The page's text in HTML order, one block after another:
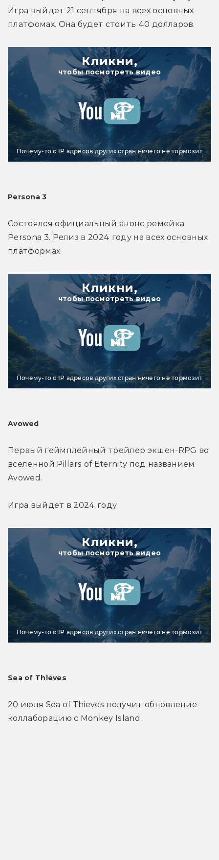
Игра выйдет 21 сентября на всех основных
платфомах. Она будет стоить 40 долларов.
Кликни,
чтобы посмотреть видео
Почему-то с IP адресов других стран ничего не тормозит
Persona 3
Состоялся официальный анонс ремейка
Persona 3. Релиз в 2024 году на всех основных
платформах.
Кликни,
чтобы посмотреть видео
Почему-то с IP адресов других стран ничего не тормозит
Avowed
Первый геймплейный трейлер экшен-RPG во
вселенной Pillars of Eternity под названием
Avowed.
Игра выйдет в 2024 году.
Кликни,
чтобы посмотреть видео
Почему-то с IP адресов других стран ничего не тормозит
Sea of Thieves
20 июля Sea of Thieves получит обновление-
коллаборацию с Monkey Island.